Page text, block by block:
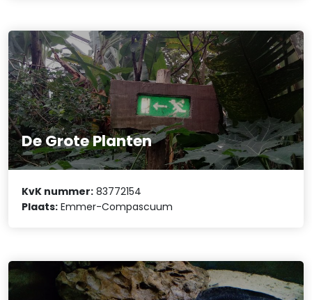
De Grote Planten
KvK nummer: 83772154
Plaats: Emmer-Compascuum